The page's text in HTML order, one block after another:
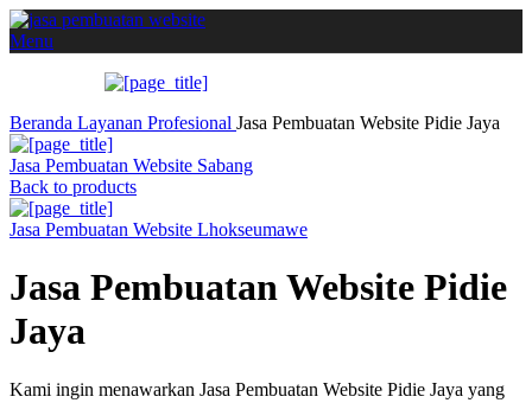
Menu
Beranda Layanan Profesional Jasa Pembuatan Website Pidie Jaya
Jasa Pembuatan Website Sabang
Back to products
Jasa Pembuatan Website Lhokseumawe
Jasa Pembuatan Website Pidie
Jaya
Kami ingin menawarkan Jasa Pembuatan Website Pidie Jaya yang